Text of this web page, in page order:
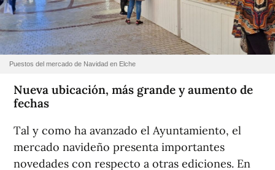
Puestos del mercado de Navidad en Elche
Nueva ubicación, más grande y aumento de
fechas
Tal y como ha avanzado el Ayuntamiento, el
mercado navideño presenta importantes
novedades con respecto a otras ediciones. En